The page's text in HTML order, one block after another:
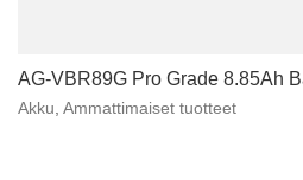
AG-VBR89G Pro Grade 8.85Ah
Akku Ammattimaiset tuotteet